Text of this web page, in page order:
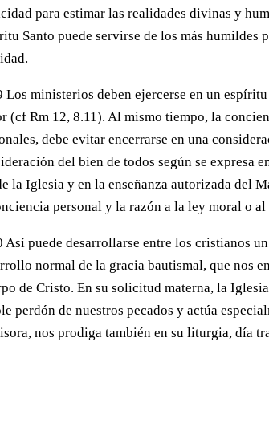
para estimar las realidades divinas y
Santo puede servirse de los más
Los ministerios deben ejercerse en un
(cf Rm 12, 8.11). Al mismo tiempo, la
debe evitar encerrarse en una
del bien de todos según se expresa
la Iglesia y en la enseñanza autorizada del
personal y la razón a la ley moral o
Así puede desarrollarse entre los cristianos
normal de la gracia bautismal, que nos
de Cristo. En su solicitud materna, la
perdón de nuestros pecados y actúa
nos prodiga también en su liturgia, día